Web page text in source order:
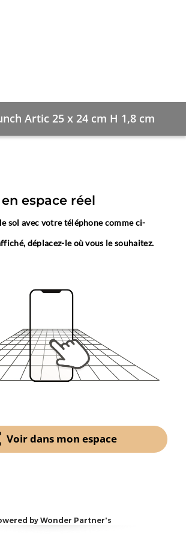
Artic 25 x 24 cm H 1,8 cm
espace réel
sol avec votre téléphone comme ci-
déplacez-le où vous le souhaitez.
Voir dans mon espace
by Wonder Partner's